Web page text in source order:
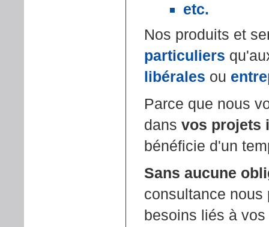
etc.
Nos produits et
particuliers
libérales ou
Parce que nous
dans vos projets
bénéficie d'un
Sans aucune
consultance nous
besoins liés à